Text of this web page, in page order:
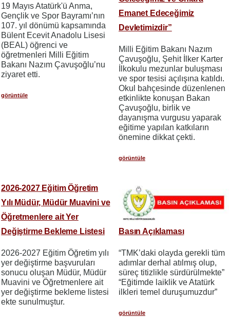
19 Mayıs Atatürk'ü Anma,
Gençlik ve Spor Bayramı’nın
107. yıl dönümü kapsamında
Bülent Ecevit Anadolu Lisesi
(BEAL) öğrenci ve
öğretmenleri Milli Eğitim
Bakanı Nazım Çavuşoğlu’nu
ziyaret etti.
görüntüle
Emanet Edeceğimiz
Devletimizdir”
Milli Eğitim Bakanı Nazım
Çavuşoğlu, Şehit İlker Karter
İlkokulu mezunlar buluşması
ve spor tesisi açılışına katıldı.
Okul bahçesinde düzenlenen
etkinlikte konuşan Bakan
Çavuşoğlu, birlik ve
dayanışma vurgusu yaparak
eğitime yapılan katkıların
önemine dikkat çekti.
görüntüle
2026-2027 Eğitim Öğretim
Yılı Müdür, Müdür Muavini ve
Öğretmenlere ait Yer
Değiştirme Bekleme Listesi
2026-2027 Eğitim Öğretim yılı
yer değiştirme başvuruları
sonucu oluşan Müdür, Müdür
Muavini ve Öğretmenlere ait
yer değiştirme bekleme listesi
ekte sunulmuştur.
Basın Açıklaması
“TMK’daki olayda gerekli tüm
adımlar derhal atılmış olup,
süreç titizlikle sürdürülmekte”
“Eğitimde laiklik ve Atatürk
ilkleri temel duruşumuzdur”
görüntüle